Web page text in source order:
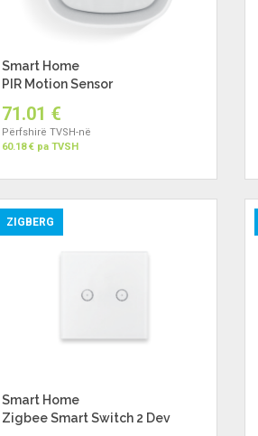
Smart Home
PIR Motion Sensor
71.01 €
Përfshirë TVSH-në
60.18 € pa TVSH
ZIGBERG
Smart Home
Zigbee Smart Switch 2 Dev